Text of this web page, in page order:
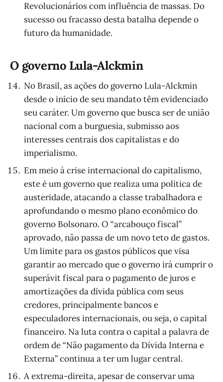
Revolucionários com influência de massas. Do
sucesso ou fracasso desta batalha depende o
futuro da humanidade.
O governo Lula-Alckmin
No Brasil, as ações do governo Lula-Alckmin
desde o início de seu mandato têm evidenciado
seu caráter. Um governo que busca ser de união
nacional com a burguesia, submisso aos
interesses centrais dos capitalistas e do
imperialismo.
Em meio à crise internacional do capitalismo,
este é um governo que realiza uma política de
austeridade, atacando a classe trabalhadora e
aprofundando o mesmo plano econômico do
governo Bolsonaro. O “arcabouço fiscal”
aprovado, não passa de um novo teto de gastos.
Um limite para os gastos públicos que visa
garantir ao mercado que o governo irá cumprir o
superávit fiscal para o pagamento de juros e
amortizações da dívida pública com seus
credores, principalmente bancos e
especuladores internacionais, ou seja, o capital
financeiro. Na luta contra o capital a palavra de
ordem de “Não pagamento da Dívida Interna e
Externa” continua a ter um lugar central.
A extrema-direita, apesar de conservar uma